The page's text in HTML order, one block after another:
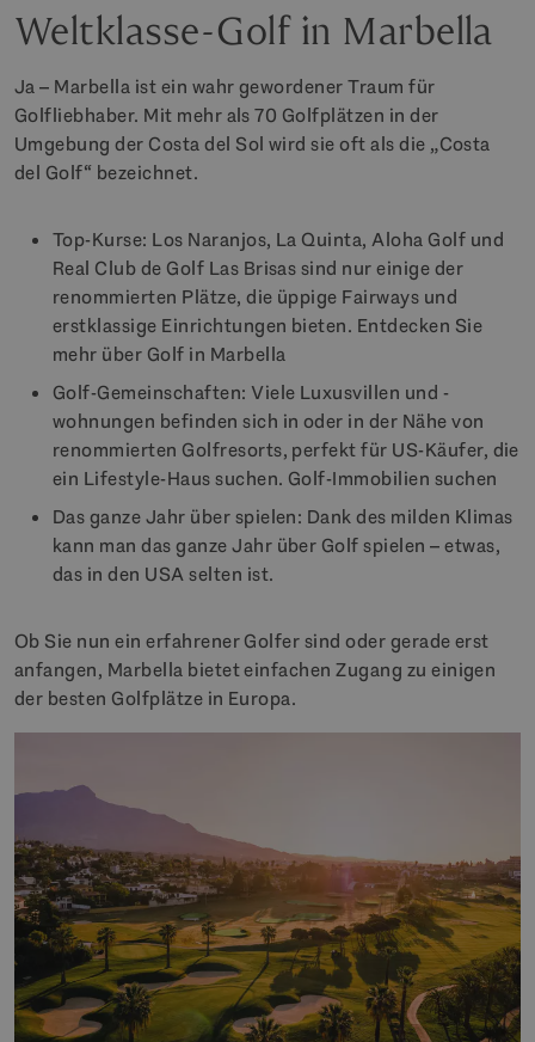
Weltklasse-Golf in Marbella
Ja – Marbella ist ein wahr gewordener Traum für
Golfliebhaber. Mit mehr als 70 Golfplätzen in der
Umgebung der Costa del Sol wird sie oft als die „Costa
del Golf“ bezeichnet.
Top-Kurse: Los Naranjos, La Quinta, Aloha Golf und
Real Club de Golf Las Brisas sind nur einige der
renommierten Plätze, die üppige Fairways und
erstklassige Einrichtungen bieten. Entdecken Sie
mehr über Golf in Marbella
Golf-Gemeinschaften: Viele Luxusvillen und -
wohnungen befinden sich in oder in der Nähe von
renommierten Golfresorts, perfekt für US-Käufer, die
ein Lifestyle-Haus suchen. Golf-Immobilien suchen
Das ganze Jahr über spielen: Dank des milden Klimas
kann man das ganze Jahr über Golf spielen – etwas,
das in den USA selten ist.
Ob Sie nun ein erfahrener Golfer sind oder gerade erst
anfangen, Marbella bietet einfachen Zugang zu einigen
der besten Golfplätze in Europa.